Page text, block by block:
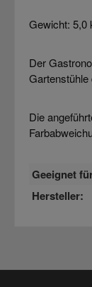
Gewicht: 5,0
Der
Die
Geeignet
Hersteller: